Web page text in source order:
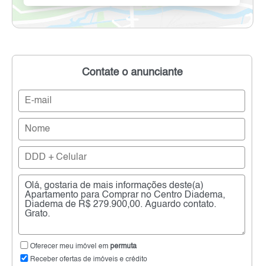
Contate o anunciante
Oferecer meu imóvel em permuta
Receber ofertas de imóveis e crédito